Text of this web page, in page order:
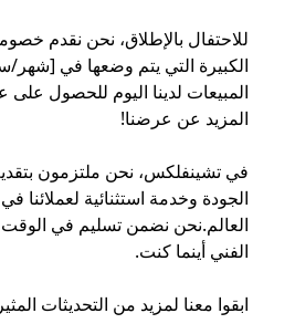
للاحتفال بالإطلاق، نحن نقدم
الكبيرة التي يتم وضعها في
المبيعات لدينا اليوم للحصول
المزيد عن عرضنا!
في تشينفلكس، نحن ملتزمون
الجودة وخدمة استثنائية لعملائنا
العالم.نحن نضمن تسليم في
الفني أينما كنت.
ابقوا معنا لمزيد من التحديثات